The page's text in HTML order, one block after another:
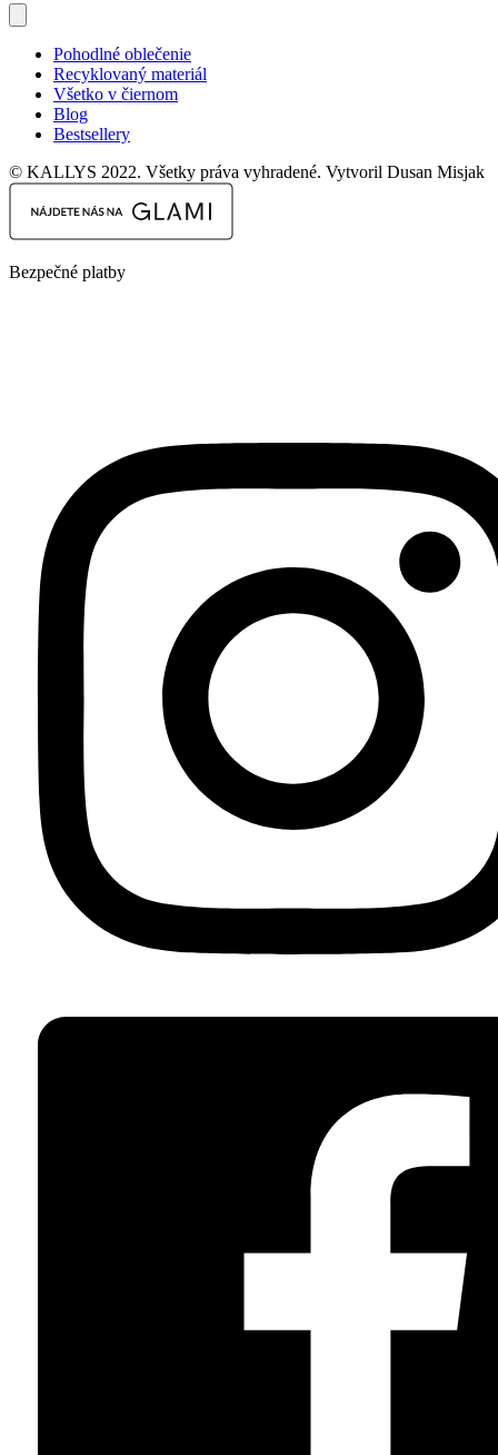
Pohodlné oblečenie
Recyklovaný materiál
Všetko v čiernom
Blog
Bestsellery
© KALLYS 2022. Všetky práva vyhradené. Vytvoril Dusan Misjak
Bezpečné platby